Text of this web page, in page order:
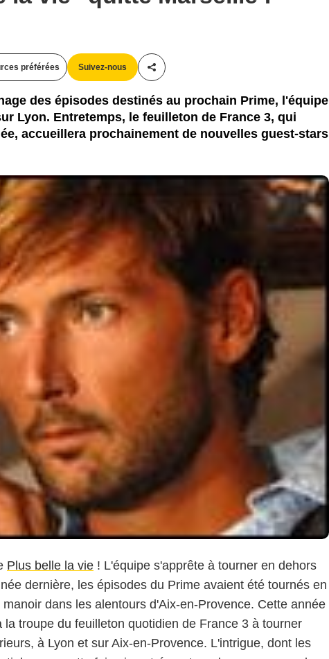
préférées Suivez-nous
Partager cet article
des épisodes destinés au prochain Prime, l'équipe
Lyon. Entretemps, le feuilleton de France 3, qui
accueillera prochainement de nouvelles guest-stars
Plus belle la vie ! L'équipe s'apprête à tourner en dehors
dernière, les épisodes du Prime avaient été tournés en
dans les alentours d'Aix-en-Provence. Cette année
la troupe du feuilleton quotidien de France 3 à tourner
à Lyon et sur Aix-en-Provence. L'intrigue, dont les